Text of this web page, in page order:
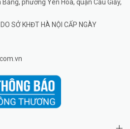
phường Yên Hoà, quận Cầu Giấy,
SỞ KHĐT HÀ NỘI CẤP NGÀY